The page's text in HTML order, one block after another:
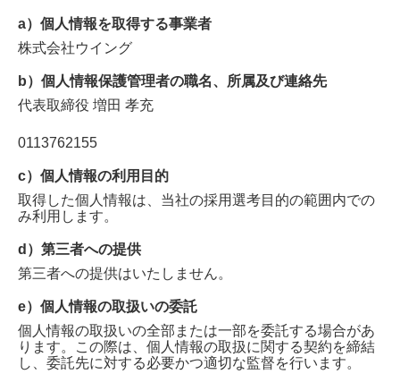
a）個人情報を取得する事業者
株式会社ウイング
b）個人情報保護管理者の職名、所属及び連絡先
代表取締役 増田 孝充
0113762155
c）個人情報の利用目的
取得した個人情報は、当社の採用選考目的の範囲内での
み利用します。
d）第三者への提供
第三者への提供はいたしません。
e）個人情報の取扱いの委託
個人情報の取扱いの全部または一部を委託する場合があ
ります。この際は、個人情報の取扱に関する契約を締結
し、委託先に対する必要かつ適切な監督を行います。